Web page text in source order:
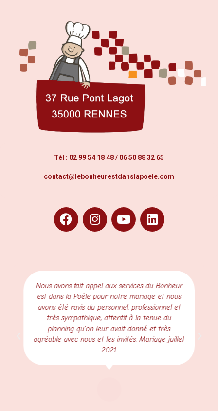
Tél : 02 99 54 18 48/ 06 50 88 32 65
contact@lebonheurestdanslapoele.com
Nous avons fait appel aux services du Bonheur
est dans la Poêle pour notre mariage et nous
avons été ravis du personnel, professionnel et
très sympathique, attentif à la tenue du
planning qu'on leur avait donné et très
agréable avec nous et les invités. Mariage juillet
2021.